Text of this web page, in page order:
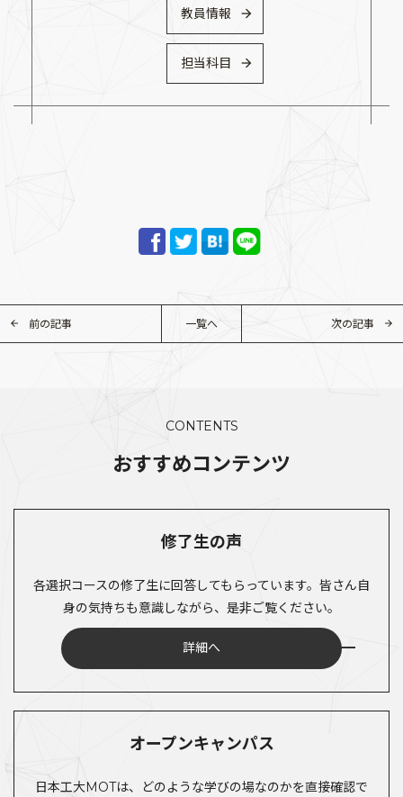
教員情報
担当科目
前の記事 一覧へ 次の記事
CONTENTS
おすすめコンテンツ
修了生の声
各選択コースの修了生に回答してもらっています。皆さん自
身の気持ちも意識しながら、是非ご覧ください。
詳細へ
オープンキャンパス
日本工大MOTは、どのような学びの場なのかを直接確認で